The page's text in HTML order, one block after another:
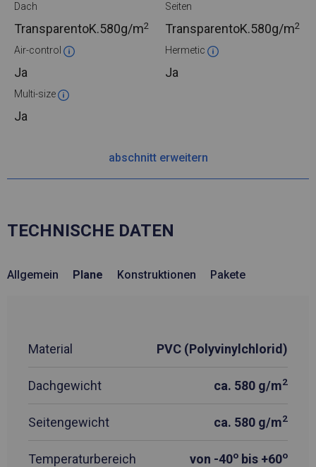
Dach
TransparentoK.580g/m2
Seiten
TransparentoK.580g/m2
Air-control
Ja
Hermetic
Ja
Multi-size
Ja
abschnitt erweitern
TECHNISCHE DATEN
Allgemein Plane Konstruktionen Pakete
Material PVC (Polyvinylchlorid)
Dachgewicht ca. 580 g/m2
Seitengewicht ca. 580 g/m2
Temperaturbereich von -40o bis +60o